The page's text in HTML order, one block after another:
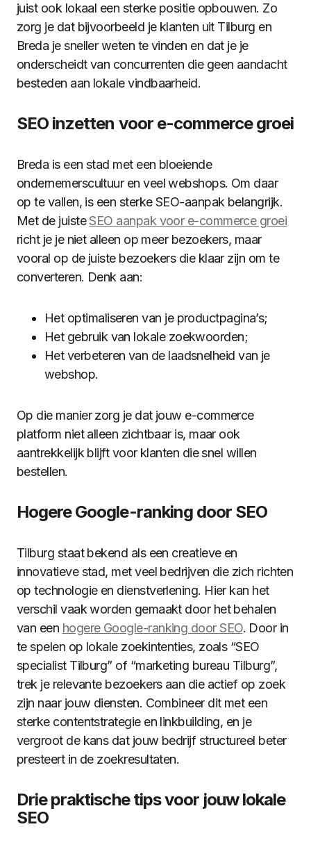
juist ook lokaal een sterke positie opbouwen. Zo
zorg je dat bijvoorbeeld je klanten uit Tilburg en
Breda je sneller weten te vinden en dat je je
onderscheidt van concurrenten die geen aandacht
besteden aan lokale vindbaarheid.
SEO inzetten voor e-commerce groei
Breda is een stad met een bloeiende
ondernemerscultuur en veel webshops. Om daar
op te vallen, is een sterke SEO-aanpak belangrijk.
Met de juisteSEO aanpak voor e-commerce groei
richt je je niet alleen op meer bezoekers, maar
vooral op de juiste bezoekers die klaar zijn om te
converteren. Denk aan:
Het optimaliseren van je productpagina’s;
Het gebruik van lokale zoekwoorden;
Het verbeteren van de laadsnelheid van je
webshop.
Op die manier zorg je dat jouw e-commerce
platform niet alleen zichtbaar is, maar ook
aantrekkelijk blijft voor klanten die snel willen
bestellen.
Hogere Google-ranking door SEO
Tilburg staat bekend als een creatieve en
innovatieve stad, met veel bedrijven die zich richten
op technologie en dienstverlening. Hier kan het
verschil vaak worden gemaakt door het behalen
van een hogere Google-ranking door SEO. Door in
te spelen op lokale zoekintenties, zoals “SEO
specialist Tilburg” of “marketing bureau Tilburg”,
trek je relevante bezoekers aan die actief op zoek
zijn naar jouw diensten. Combineer dit met een
sterke contentstrategie en linkbuilding, en je
vergroot de kans dat jouw bedrijf structureel beter
presteert in de zoekresultaten.
Drie praktische tips voor jouw lokale
SEO